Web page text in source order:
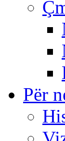
Për